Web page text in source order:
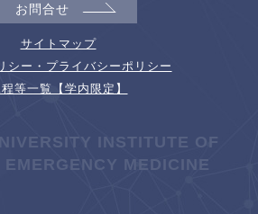
お問合せ
サイトマップ
シー・プライバシーポリシー
等一覧【学内限定】
INSTITUTE OF
MEDICINE